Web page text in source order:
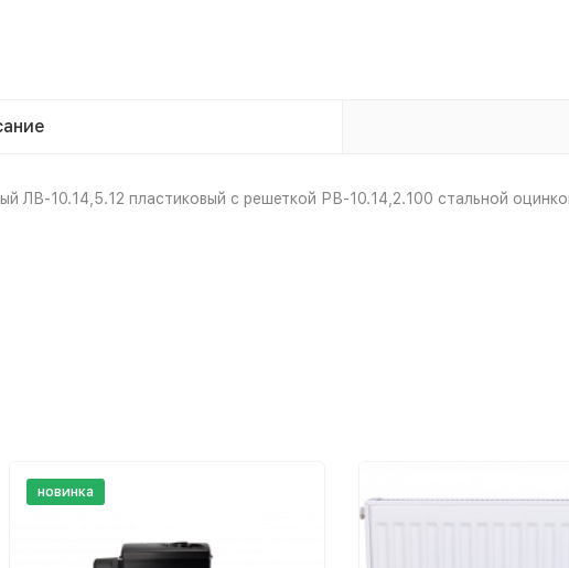
ЛВ-10.14,5.12 пластиковый с решеткой РВ-10.14,2.100 стальной
новинка